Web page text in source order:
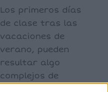
Los primeros días
de clase tras las
vacaciones de
verano, pueden
resultar algo
complejos de